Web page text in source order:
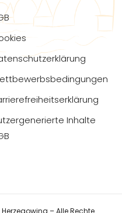
Inhalte
– Alle Rechte